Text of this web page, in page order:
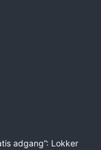
adgang”: Lokker